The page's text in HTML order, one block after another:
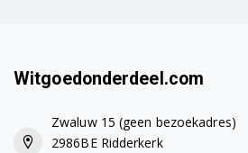
Witgoedonderdeel.com
Zwaluw 15 (geen bezoekadres)
2986BE Ridderkerk